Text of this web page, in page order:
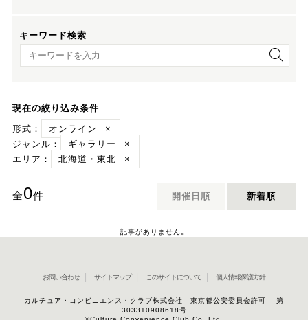
キーワード検索
キーワード検索
現在の絞り込み条件
形式：
オンライン
×
ジャンル：
ギャラリー
×
エリア：
北海道・東北 ×
全0件 開催日順 新着順
記事がありません。
お問い合わせ サイトマップ このサイトについて 個人情報保護方針
カルチュア・コンビニエンス・クラブ株式会社 東京都公安委員会許可 第
303310908618号